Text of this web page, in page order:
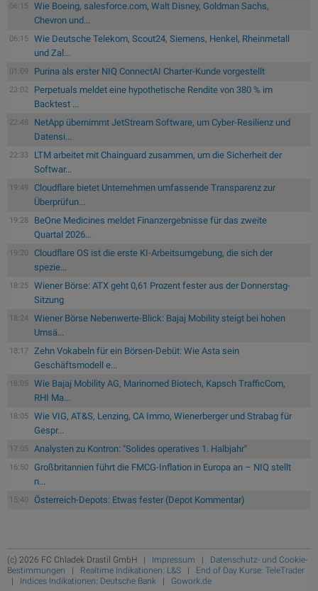
06:15
Wie Boeing, salesforce.com, Walt Disney, Goldman Sachs,
Chevron und...
06:15
Wie Deutsche Telekom, Scout24, Siemens, Henkel, Rheinmetall
und Zal...
01:09 Purina als erster NIQ ConnectAI Charter-Kunde vorgestellt
23:02
Perpetuals meldet eine hypothetische Rendite von 380 % im
Backtest ...
22:48
NetApp übernimmt JetStream Software, um Cyber-Resilienz und
Datensi...
22:33
LTM arbeitet mit Chainguard zusammen, um die Sicherheit der
Softwar...
19:49
Cloudflare bietet Unternehmen umfassende Transparenz zur
Überprüfun...
19:28
BeOne Medicines meldet Finanzergebnisse für das zweite
Quartal 2026...
19:20
Cloudflare OS ist die erste KI-Arbeitsumgebung, die sich der
spezie...
18:25
Wiener Börse: ATX geht 0,61 Prozent fester aus der Donnerstag-
Sitzung
18:24
Wiener Börse Nebenwerte-Blick: Bajaj Mobility steigt bei hohen
Umsä...
18:17
Zehn Vokabeln für ein Börsen-Debüt: Wie Asta sein
Geschäftsmodell e...
18:05
Wie Bajaj Mobility AG, Marinomed Biotech, Kapsch TrafficCom,
RHI Ma...
18:05
Wie VIG, AT&S, Lenzing, CA Immo, Wienerberger und Strabag für
Gespr...
17:05 Analysten zu Kontron: "Solides operatives 1. Halbjahr"
16:50
Großbritannien führt die FMCG-Inflation in Europa an – NIQ stellt
n...
15:40 Österreich-Depots: Etwas fester (Depot Kommentar)
(c) 2026 FC Chladek Drastil GmbH | Impressum | Datenschutz- und Cookie-
Bestimmungen | Realtime Indikationen: L&S | End of Day Kurse: TeleTrader
| Indices Indikationen: Deutsche Bank | Gowork.de